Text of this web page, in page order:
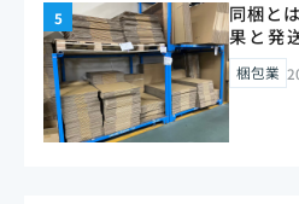
同梱と
果と発
【2026年
梱包業